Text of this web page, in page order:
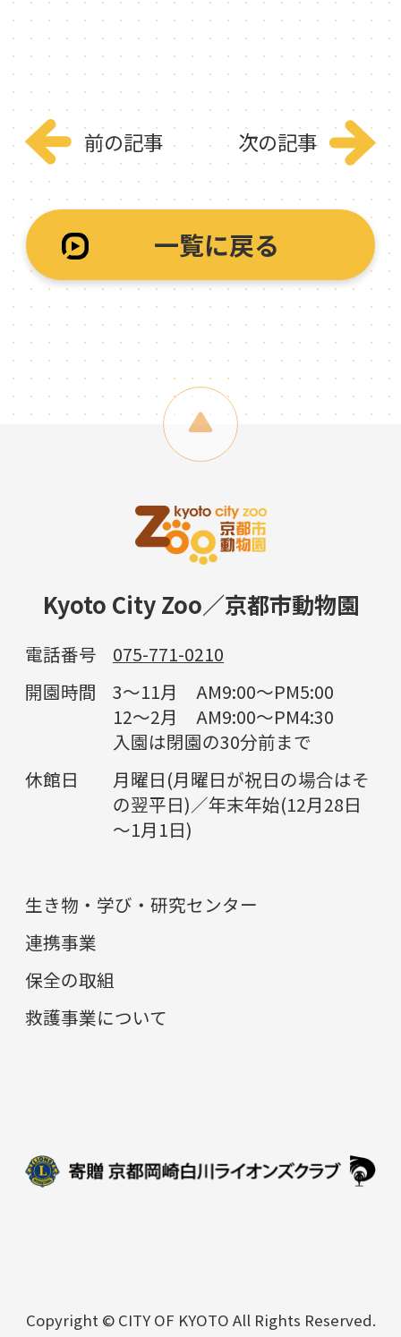
前の記事
一覧に戻る
次の記事
Kyoto City Zoo／京都市動物園
電話番号
075-771-0210
開園時間
3～11月 AM9:00～PM5:00
12～2月 AM9:00～PM4:30
入園は閉園の30分前まで
休館日
月曜日(月曜日が祝日の場合はそ
の翌平日)／年末年始(12月28日
～1月1日)
生き物・学び・研究センター
連携事業
保全の取組
救護事業について
Copyright © CITY OF KYOTO All Rights Reserved.